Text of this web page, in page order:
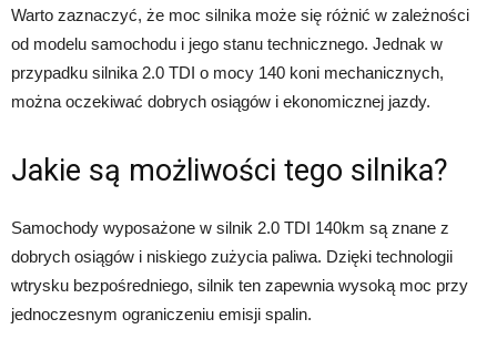
Warto zaznaczyć, że moc silnika może się różnić w zależności
od modelu samochodu i jego stanu technicznego. Jednak w
przypadku silnika 2.0 TDI o mocy 140 koni mechanicznych,
można oczekiwać dobrych osiągów i ekonomicznej jazdy.
Jakie są możliwości tego silnika?
Samochody wyposażone w silnik 2.0 TDI 140km są znane z
dobrych osiągów i niskiego zużycia paliwa. Dzięki technologii
wtrysku bezpośredniego, silnik ten zapewnia wysoką moc przy
jednoczesnym ograniczeniu emisji spalin.